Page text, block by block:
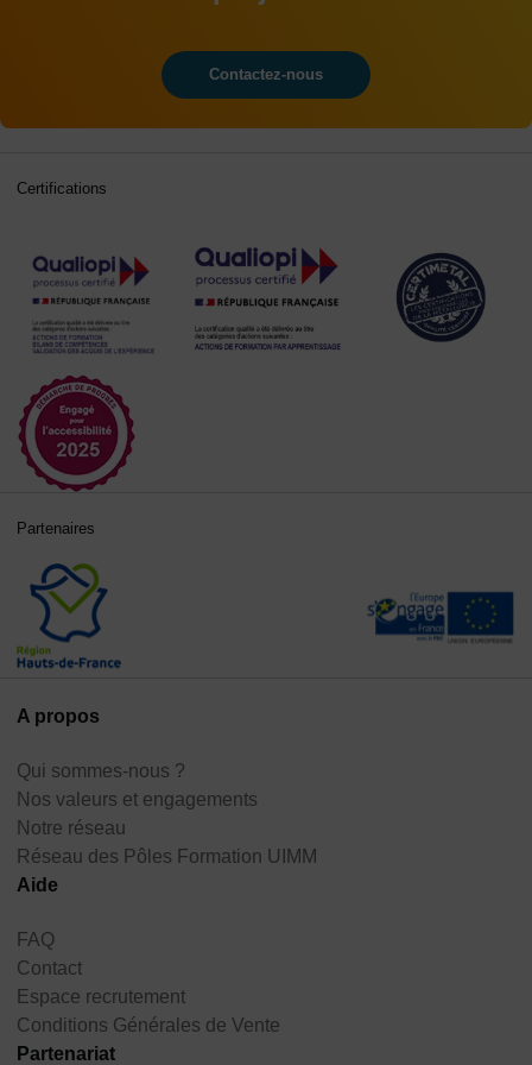
Contactez-nous
A propos
Qui sommes-nous ?
Nos valeurs et engagements
Notre réseau
Réseau des Pôles Formation UIMM
Aide
FAQ
Contact
Espace recrutement
Conditions Générales de Vente
Partenariat
Certifications
Partenaires